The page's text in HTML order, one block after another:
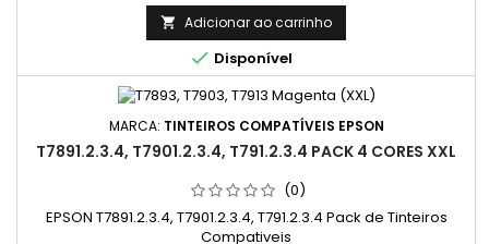
 Adicionar ao carrinho
 Disponível
MARCA: TINTEIROS COMPATÍVEIS EPSON
T7891.2.3.4, T7901.2.3.4, T791.2.3.4 PACK 4 CORES XXL
(0)
EPSON T7891.2.3.4, T7901.2.3.4, T791.2.3.4 Pack de Tinteiros
Compativeis